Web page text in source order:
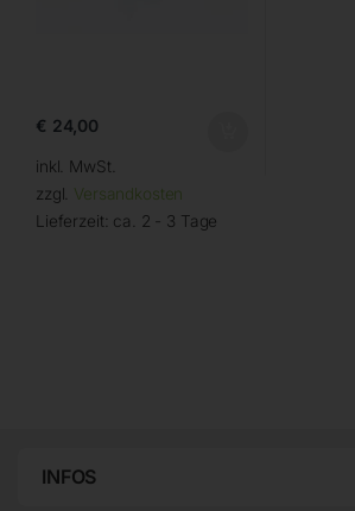
€ 24,00
inkl. MwSt.
zzgl. Versandkosten
Lieferzeit: ca. 2 - 3 Tage
INFOS